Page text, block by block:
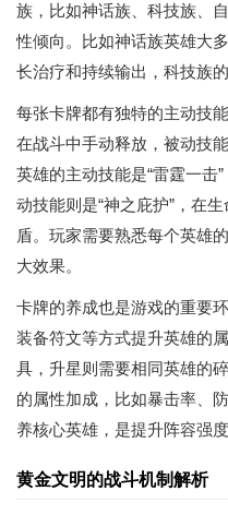
族，比如神话族、科技族、
性倾向。比如神话族英雄大
长治疗和持续输出，科技族
每张卡牌都有独特的主动技
在战斗中手动释放，被动技
英雄的主动技能是“雷霆一击
动技能则是“神之庇护”，在
盾。玩家需要熟悉每个英雄
大效果。
卡牌的养成也是游戏的重要
装备符文等方式提升英雄的
具，升星则需要相同英雄的
的属性加成，比如暴击率、
养核心英雄，是提升阵容强度
黄金文明的战斗机制解析